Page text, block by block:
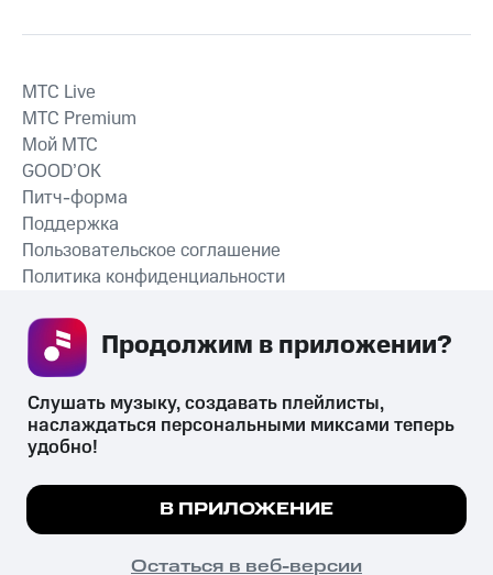
СКАЧАТЬ ПРИЛОЖЕНИЕ
MTС Live
MTС Premium
Мой МТС
GOOD’OK
Питч-форма
Поддержка
Пользовательское соглашение
Политика конфиденциальности
психотропных веществ, их аналогов причиняет вред здоровью,
их незаконный оборот запрещён и влечёт установленную
законодательством ответственность.
© 2026 ООО «КИОН».
Мы используем куки, чтобы на сайте все
Подробнее
ПОНЯТНО
Слушать музыку, создавать плейлисты,
наслаждаться персональными миксами теперь
удобно!
В ПРИЛОЖЕНИЕ
Остаться в веб-версии